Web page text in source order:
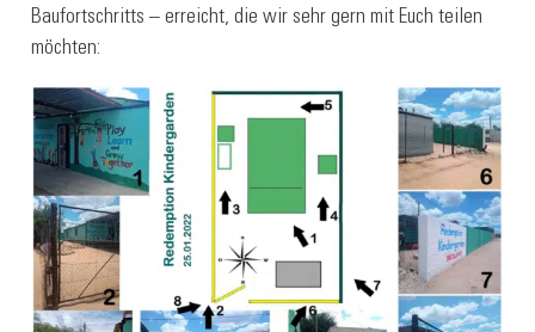
Baufortschritts – erreicht, die wir sehr gern mit Euch teilen
möchten: